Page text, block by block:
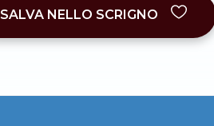
SALVA NELLO SCRIGNO